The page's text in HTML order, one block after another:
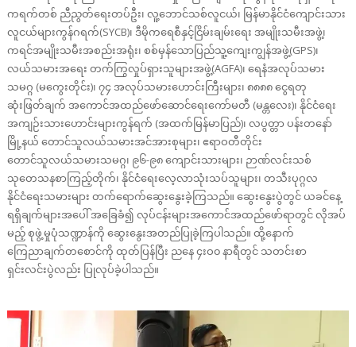
ကရက်တစ် ညီညွတ်ရေးတပ်ဦး၊ လူ့ဘောင်သစ်လူငယ်၊ မြန်မာနိုင်ငံကျောင်းသား
လူငယ်များကွန်ဂရက်(SYCB)၊ ဒီမိုကရေစီနှင့်ငြိမ်းချမ်းရေး အမျိုးသမီးအဖွဲ့၊
ကရင်အမျိုးသမီးအစည်းအရုံး၊ စစ်မှန်သောပြည်သူ့ကျေးကျွန်အဖွဲ့(GPS)၊
လယ်သမားအရေး တက်ကြွလှုပ်ရှားသူများအဖွဲ့(AGFA)၊ ရေနံအလုပ်သမား
သမဂ္ဂ (မကွေးတိုင်း)၊ ၇၄ အလုပ်သမားဟောင်းကြီးများ၊ ၈၈၈၈ ငွေရတု
ဆုံးဖြတ်ချက် အကောင်အထည်ဖော်ဆောင်ရေးကော်မတီ (မန္တလေး)၊ နိုင်ငံရေး
အကျဉ်းသားဟောင်းများကွန်ရက် (အထက်မြန်မာပြည်)၊ လပွတ္တာ ပန်းတနော်
မြို့နယ် တောင်သူလယ်သမားအင်အားစုများ၊ ဧရာဝတီတိုင်း
တောင်သူလယ်သမားသမဂ္ဂ၊ ၉၆-၉၈ ကျောင်းသားများ၊ ဉာဏ်လင်းသစ်
သုတေသနစာကြည့်တိုက်၊ နိုင်ငံရေးလေ့လာသုံးသပ်သူများ၊ တသီးပုဂ္ဂလ
နိုင်ငံရေးသမားများ တက်ရောက်ဆွေးနွေးခဲ့ကြသည်။ ဆွေးနွေးပွဲတွင် ယခင်နေ့
ရရှိချက်များအပေါ် အခြေခံ၍ လုပ်ငန်းများအကောင်အထည်ဖော်ရာတွင် လိုအပ်
မည့် စုဖွဲ့မှုပုံသဏ္ဍာန်ကို ဆွေးနွေးအတည်ပြုခဲ့ကြပါသည်။ ထို့နောက်
ကြေညာချက်တစောင်ကို ထုတ်ပြန်ပြီး ညနေ ၄းဝ၀ နာရီတွင် သတင်းစာ
ရှင်းလင်းပွဲလည်း ပြုလုပ်ခဲ့ပါသည်။